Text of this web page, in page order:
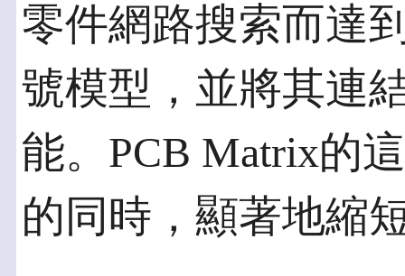
零件網路搜索而達
號模型，並將其連
能。PCB Matrix的
的同時，顯著地縮